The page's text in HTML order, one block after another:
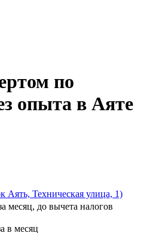
по
опыта в Аяте
Аять, Техническая улица, 1)
месяц, до вычета налогов
в месяц